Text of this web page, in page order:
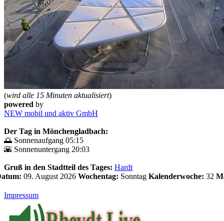
(wird alle 15 Minuten aktualisiert)
powered by
NEW mobil und aktiv GmbH
Der Tag in Mönchengladbach:
🌅 Sonnenaufgang 05:15
🌇 Sonnenuntergang 20:03
Gruß in den Stadtteil des Tages: Hardt
09. August 2026 Wochentag: Sonntag Kalenderwoche: 32
Impressum